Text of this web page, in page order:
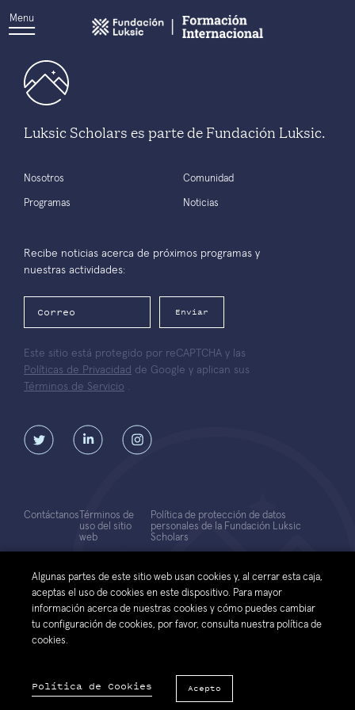
Menu
Luksic Scholars es parte de Fundación Luksic.
Nosotros
Programas
Comunidad
Noticias
Recibe noticias acerca de próximos programas y
nuestras actividades:
Enviar
Este sitio está protegido por reCAPTCHA y las
Políticas de Privacidad de Google y aplican sus
Términos de Servicio .
© 2026 Fundación Luksic Scholars. Todos los Derechos Reservados
Contáctanos Términos de
uso del sitio
web
Política de protección de datos
personales de la Fundación Luksic
Scholars
Algunas partes de este sitio web usan cookies y, al cerrar esta caja,
aceptas el uso de cookies en este dispositivo. Para mayor
información acerca de nuestras cookies y cómo puedes cambiar
tu configuración de cookies, por favor, consulta nuestra política de
cookies.
Política de Cookies Acepto